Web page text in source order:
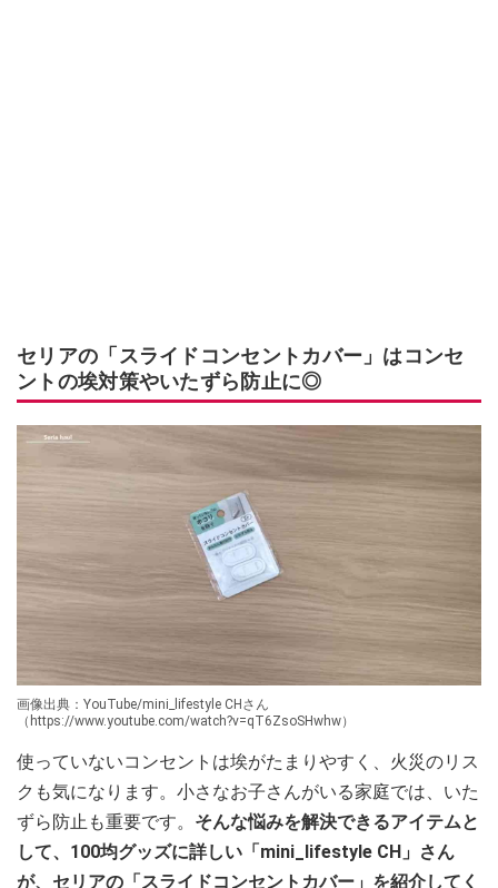
セリアの「スライドコンセントカバー」はコンセ
ントの埃対策やいたずら防止に◎
画像出典：YouTube/mini_lifestyle CHさん
（https://www.youtube.com/watch?v=qT6ZsoSHwhw）
使っていないコンセントは埃がたまりやすく、火災のリス
クも気になります。小さなお子さんがいる家庭では、いた
ずら防止も重要です。 そんな悩みを解決できるアイテムと
して、100均グッズに詳しい「mini_lifestyle CH」さん
が、セリアの「スライドコンセントカバー」を紹介してく